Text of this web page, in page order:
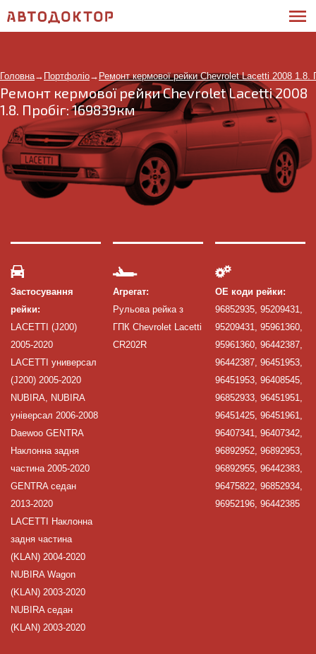
Головна→ Портфоліо→ Ремонт кермової рейки Chevrolet Lacetti 2008 1.8.
Ремонт кермової рейки Chevrolet Lacetti 2008
1.8. Пробіг: 169839км
Застосування
рейки:
LACETTI (J200)
2005-2020
LACETTI универсал
(J200) 2005-2020
NUBIRA, NUBIRA
універсал 2006-2008
Daewoo GENTRA
Наклонна задня
частина 2005-2020
GENTRA седан
2013-2020
LACETTI Наклонна
задня частина
(KLAN) 2004-2020
NUBIRA Wagon
(KLAN) 2003-2020
NUBIRA седан
(KLAN) 2003-2020
Агрегат:
Рульова рейка з
ГПК Chevrolet Lacetti
CR202R
ОЕ коди рейки:
96852935, 95209431,
95209431, 95961360,
95961360, 96442387,
96442387, 96451953,
96451953, 96408545,
96852933, 96451951,
96451425, 96451961,
96407341, 96407342,
96892952, 96892953,
96892955, 96442383,
96475822, 96852934,
96952196, 96442385